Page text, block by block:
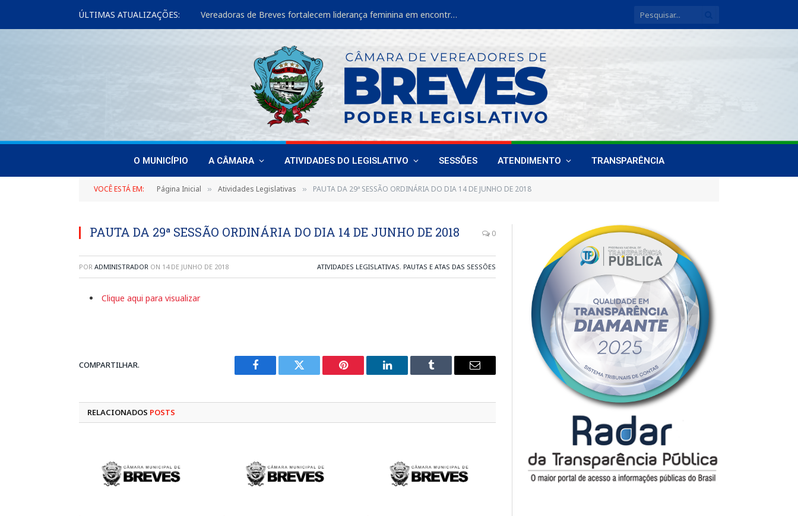
ÚLTIMAS ATUALIZAÇÕES: Vereadoras de Breves fortalecem liderança feminina em encontro estadual
O MUNICÍPIO A CÂMARA ATIVIDADES DO LEGISLATIVO SESSÕES ATENDIMENTO TRANSPARÊNCIA
VOCÊ ESTÁ EM: Página Inicial » Atividades Legislativas » PAUTA DA 29ª SESSÃO ORDINÁRIA DO DIA 14 DE JUNHO DE 2018
PAUTA DA 29ª SESSÃO ORDINÁRIA DO DIA 14 DE JUNHO DE 2018 0
POR ADMINISTRADOR ON 14 DE JUNHO DE 2018 ATIVIDADES LEGISLATIVAS, PAUTAS E ATAS DAS SESSÕES
Clique aqui para visualizar
COMPARTILHAR.
Facebook Twitter Pinterest LinkedIn Tumblr
E-
RELACIONADOS POSTS